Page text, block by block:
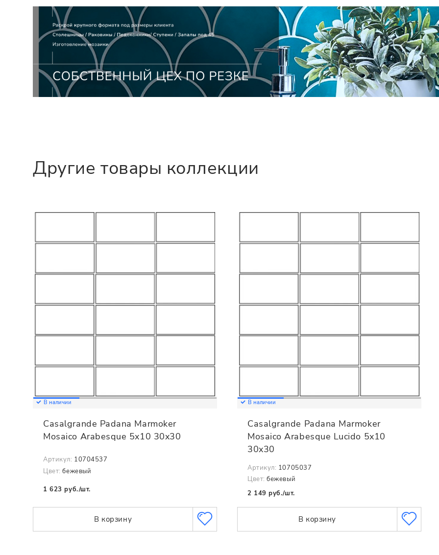
Другие товары коллекции
В наличии
Casalgrande Padana Marmoker
Mosaico Arabesque 5x10 30x30
Артикул: 10704537
Цвет: бежевый
1 623 руб./шт.
В корзину
В наличии
Casalgrande Padana Marmoker
Mosaico Arabesque Lucido 5x10
30x30
Артикул: 10705037
Цвет: бежевый
2 149 руб./шт.
В корзину